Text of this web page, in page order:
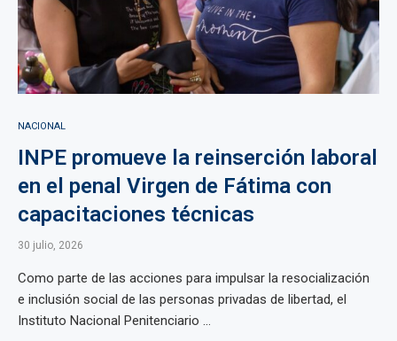
NACIONAL
INPE promueve la reinserción laboral
en el penal Virgen de Fátima con
capacitaciones técnicas
30 julio, 2026
Como parte de las acciones para impulsar la resocialización
e inclusión social de las personas privadas de libertad, el
Instituto Nacional Penitenciario ...